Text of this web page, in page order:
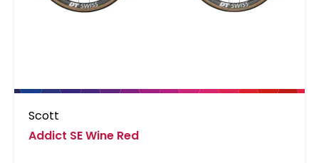
Scott
Addict SE Wine Red